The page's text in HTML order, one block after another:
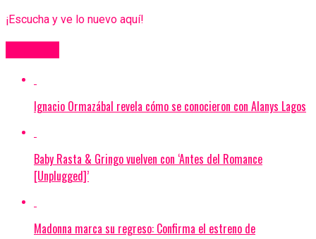
¡Escucha y ve lo nuevo aquí!
Ignacio Ormazábal revela cómo se conocieron con Alanys Lagos
Baby Rasta & Gringo vuelven con ‘Antes del Romance
[Unplugged]’
Madonna marca su regreso: Confirma el estreno de